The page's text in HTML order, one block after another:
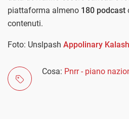
piattaforma almeno 180 podcast
contenuti.
Foto: Unslpash Appolinary
Cosa: Pnrr - piano